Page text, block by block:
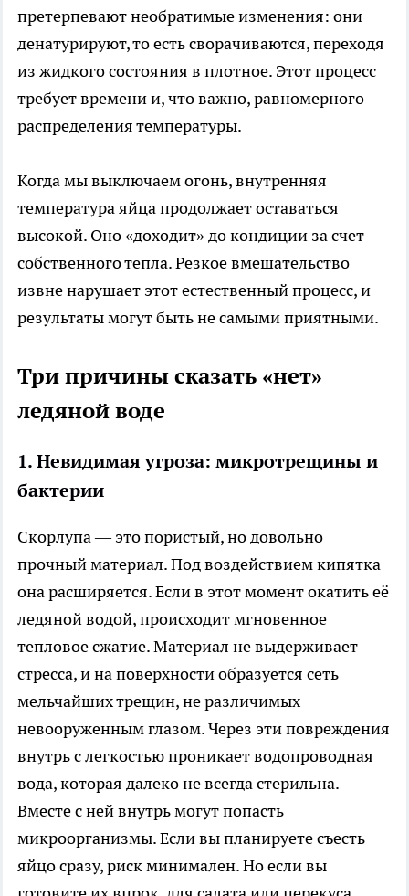
претерпевают необратимые изменения: они
денатурируют, то есть сворачиваются, переходя
из жидкого состояния в плотное. Этот процесс
требует времени и, что важно, равномерного
распределения температуры.
Когда мы выключаем огонь, внутренняя
температура яйца продолжает оставаться
высокой. Оно «доходит» до кондиции за счет
собственного тепла. Резкое вмешательство
извне нарушает этот естественный процесс, и
результаты могут быть не самыми приятными.
Три причины сказать «нет»
ледяной воде
1. Невидимая угроза: микротрещины и
бактерии
Скорлупа — это пористый, но довольно
прочный материал. Под воздействием кипятка
она расширяется. Если в этот момент окатить её
ледяной водой, происходит мгновенное
тепловое сжатие. Материал не выдерживает
стресса, и на поверхности образуется сеть
мельчайших трещин, не различимых
невооруженным глазом. Через эти повреждения
внутрь с легкостью проникает водопроводная
вода, которая далеко не всегда стерильна.
Вместе с ней внутрь могут попасть
микроорганизмы. Если вы планируете съесть
яйцо сразу, риск минимален. Но если вы